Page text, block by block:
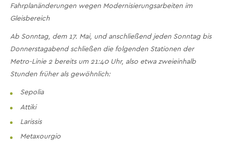
Fahrplanänderungen wegen Modernisierungsarbeiten im
Gleisbereich
Ab Sonntag, dem 17. Mai, und anschließend jeden Sonntag bis
Donnerstagabend schließen die folgenden Stationen der
Metro-Linie 2 bereits um 21:40 Uhr, also etwa zweieinhalb
Stunden früher als gewöhnlich:
Sepolia
Attiki
Larissis
Metaxourgio